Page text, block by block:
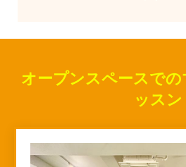
オープンスペースで
ッスン